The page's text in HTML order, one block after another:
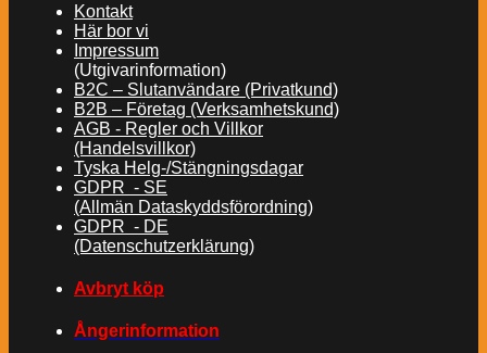
Kontakt
Här bor vi
Impressum
(Utgivarinformation)
B2C – Slutanvändare (Privatkund)
B2B – Företag (Verksamhetskund)
AGB - Regler och Villkor
(Handelsvillkor)
Tyska Helg-/Stängningsdagar
GDPR - SE
(Allmän Dataskyddsförordning)
GDPR - DE
(Datenschutzerklärung)
Avbryt köp
Ångerinformation